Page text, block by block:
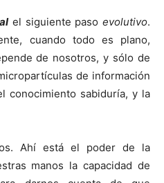
el siguiente pasoevolutivo.
cuando todo es plano,
de nosotros, y sólo de
de información
conocimiento sabiduría, y la
Ahí está el poder de la
manos la capacidad de